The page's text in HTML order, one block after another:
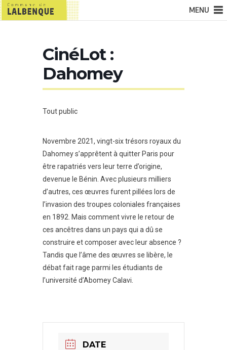
MENU
CinéLot :
Dahomey
Tout public
Novembre 2021, vingt-six trésors royaux du
Dahomey s’apprêtent à quitter Paris pour
être rapatriés vers leur terre d’origine,
devenue le Bénin. Avec plusieurs milliers
d’autres, ces œuvres furent pillées lors de
l’invasion des troupes coloniales françaises
en 1892. Mais comment vivre le retour de
ces ancêtres dans un pays qui a dû se
construire et composer avec leur absence ?
Tandis que l’âme des œuvres se libère, le
débat fait rage parmi les étudiants de
l’université d’Abomey Calavi.
DATE